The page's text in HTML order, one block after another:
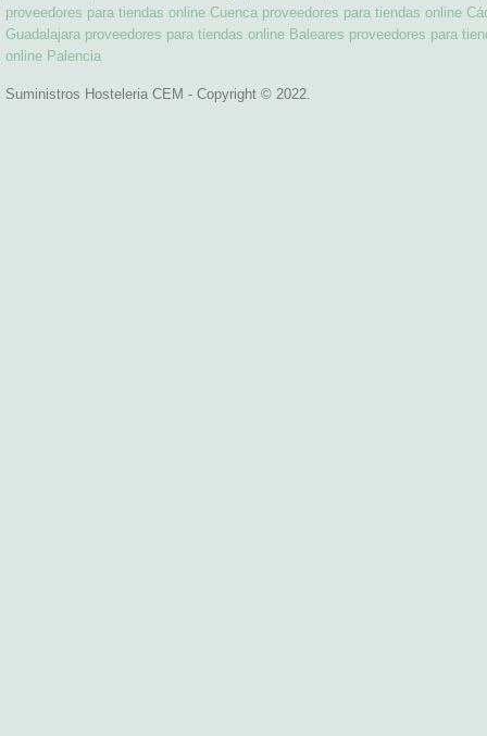
proveedores para tiendas online Cuenca proveedores para tiendas online
Guadalajara proveedores para tiendas online Baleares proveedores para
online Palencia
Suministros Hosteleria CEM - Copyright © 2022.